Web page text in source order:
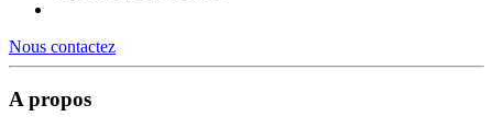
Nous contactez
A propos